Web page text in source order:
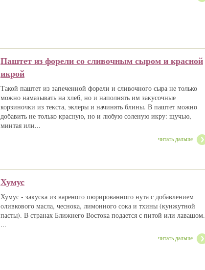
Паштет из форели со сливочным сыром и красной
икрой
Такой паштет из запеченной форели и сливочного сыра не только
можно намазывать на хлеб, но и наполнять им закусочные
корзиночки из текста, эклеры и начинять блины. В паштет можно
добавить не только красную, но и любую соленую икру: щучью,
минтая или...
читать дальше
Хумус
Хумус - закуска из вареного пюрированного нута с добавлением
оливкового масла, чеснока, лимонного сока и тхины (кунжутной
пасты). В странах Ближнего Востока подается с питой или лавашом.
...
читать дальше